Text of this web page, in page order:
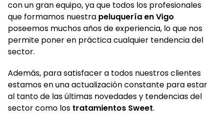
con un gran equipo, ya que todos los profesionales
que formamos nuestra peluquería en Vigo
poseemos muchos años de experiencia, lo que nos
permite poner en práctica cualquier tendencia del
sector.
Además, para satisfacer a todos nuestros clientes
estamos en una actualización constante para estar
al tanto de las últimas novedades y tendencias del
sector como los tratamientos Sweet.